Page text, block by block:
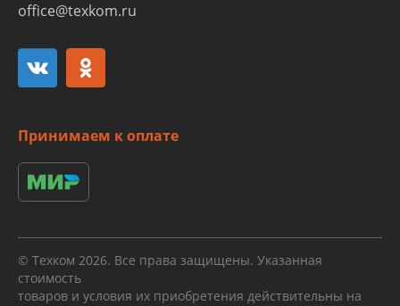
office@texkom.ru
Принимаем к оплате
© Техком 2026. Все права защищены. Указанная
стоимость
товаров и условия их приобретения действительны на